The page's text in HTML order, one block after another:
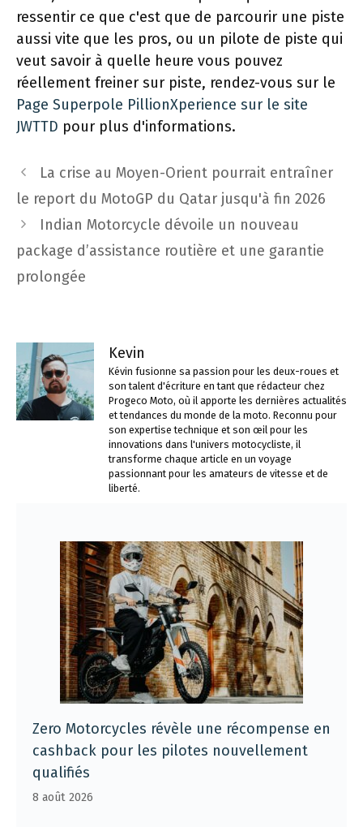
ressentir ce que c'est que de parcourir une piste
aussi vite que les pros, ou un pilote de piste qui
veut savoir à quelle heure vous pouvez
réellement freiner sur piste, rendez-vous sur le
Page Superpole PillionXperience sur le site
JWTTD pour plus d'informations.
Navigation
des
articles
La crise au Moyen-Orient pourrait entraîner
le report du MotoGP du Qatar jusqu'à fin 2026
Indian Motorcycle dévoile un nouveau
package d’assistance routière et une garantie
prolongée
Kevin
Kévin fusionne sa passion pour les deux-roues et
son talent d'écriture en tant que rédacteur chez
Progeco Moto, où il apporte les dernières actualités
et tendances du monde de la moto. Reconnu pour
son expertise technique et son œil pour les
innovations dans l'univers motocycliste, il
transforme chaque article en un voyage
passionnant pour les amateurs de vitesse et de
liberté.
Zero Motorcycles révèle une récompense en
cashback pour les pilotes nouvellement
qualifiés
8 août 2026